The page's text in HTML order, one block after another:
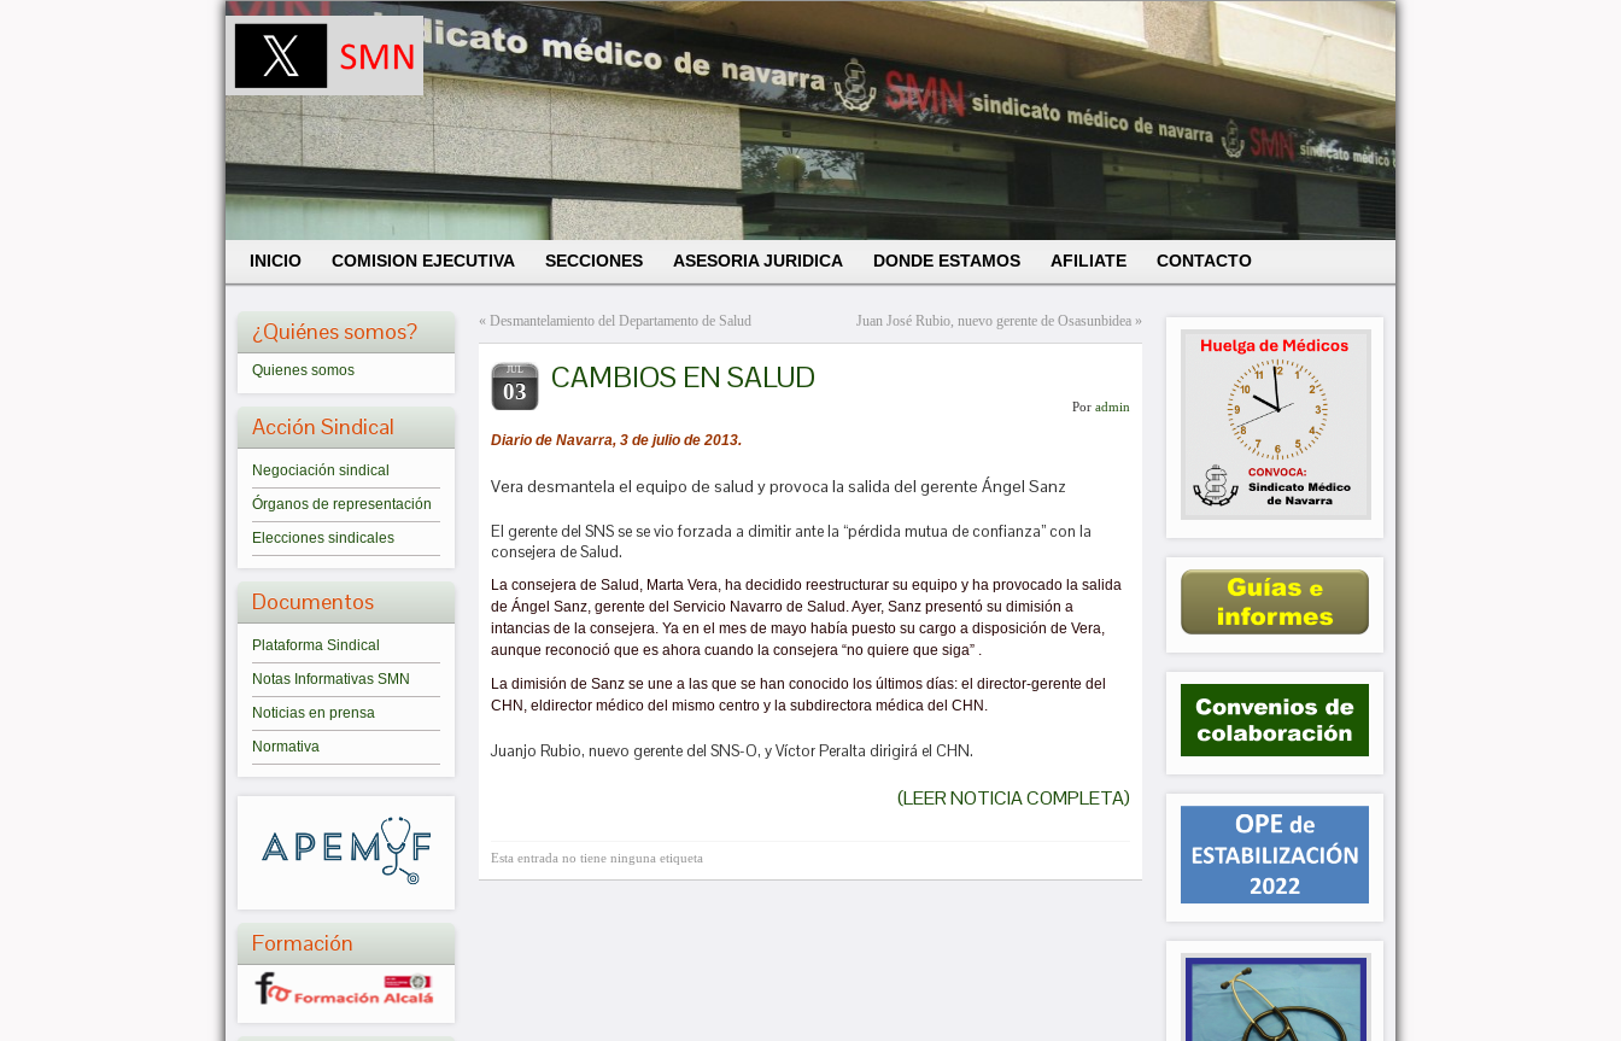
INICIO COMISION EJECUTIVA SECCIONES ASESORIA JURIDICA DONDE ESTAMOS AFILIATE CONTACTO
¿Quiénes somos?
Quienes somos
Acción Sindical
Negociación sindical
Órganos de representación
Elecciones sindicales
Documentos
Plataforma Sindical
Notas Informativas SMN
Noticias en prensa
Normativa
Formación
« Desmantelamiento del Departamento de Salud Juan José Rubio, nuevo gerente de Osasunbidea »
JUL
03 CAMBIOS EN SALUD
Por admin
Diario de Navarra, 3 de julio de 2013.
Vera desmantela el equipo de salud y provoca la salida del gerente Ángel Sanz
El gerente del SNS se se vio forzada a dimitir ante la “pérdida mutua de confianza” con la
consejera de Salud.
La consejera de Salud, Marta Vera, ha decidido reestructurar su equipo y ha provocado la salida
de Ángel Sanz, gerente del Servicio Navarro de Salud. Ayer, Sanz presentó su dimisión a
intancias de la consejera. Ya en el mes de mayo había puesto su cargo a disposición de Vera,
aunque reconoció que es ahora cuando la consejera “no quiere que siga” .
La dimisión de Sanz se une a las que se han conocido los últimos días: el director-gerente del
CHN, eldirector médico del mismo centro y la subdirectora médica del CHN.
Juanjo Rubio, nuevo gerente del SNS-O, y Víctor Peralta dirigirá el CHN.
(LEER NOTICIA COMPLETA)
Esta entrada no tiene ninguna etiqueta